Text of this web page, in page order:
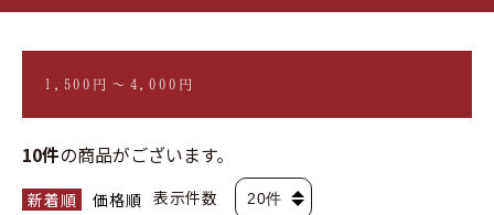
1,500円〜4,000円
10件の商品がございます。
新着順 価格順 表示件数